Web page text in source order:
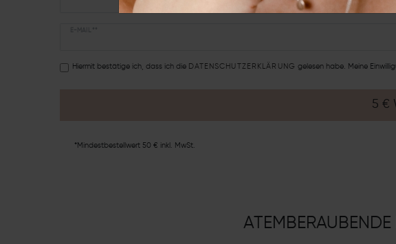
Hiermit bestätige ich, dass ich die DATEN­SCHUTZ­ERKLÄRUNG gelesen habe. Meine
5 €
*Mindestbestellwert 50 € inkl. MwSt.